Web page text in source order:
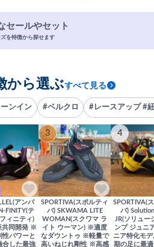
セールやセット
ズを特徴から探せます
から選ぶすべて見る
ンイン #ベルクロ #レースアップ #
アンパ
FINITY(テ
ィニティ)
共同開発 ※
性パワーと
合した最強
3
SPORTIVA(スポルティ
バ) SKWAMA LITE
WOMAN(スクワマ ラ
イト ウーマン) ※適度
なダウントゥ ※軽量で
高いねじれ剛性 ※高感
4
SPORTIVA(
バ)
JR(ソリュー
ンプ ジュニ
ニア特化モ
期の足に最